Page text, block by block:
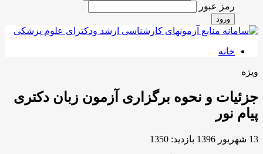
رمز عبور
ورود
خانه
ویژه
جزئیات و نحوه برگزاری آزمون زبان دکتری
پیام نور
13 شهریور 1396 بازدید: 1350